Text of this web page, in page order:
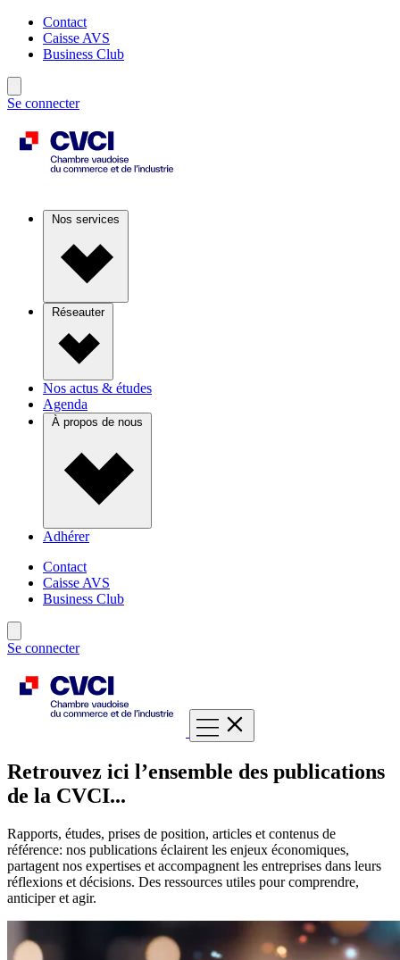
Contact
Caisse AVS
Business Club
Se connecter
Nos services
Réseauter
Nos actus & études
Agenda
À propos de nous
Adhérer
Contact
Caisse AVS
Business Club
Se connecter
Retrouvez ici l’ensemble des publications
de la CVCI...
Rapports, études, prises de position, articles et contenus de
référence: nos publications éclairent les enjeux économiques,
partagent nos expertises et accompagnent les entreprises dans leurs
réflexions et décisions. Des ressources utiles pour comprendre,
anticiper et agir.